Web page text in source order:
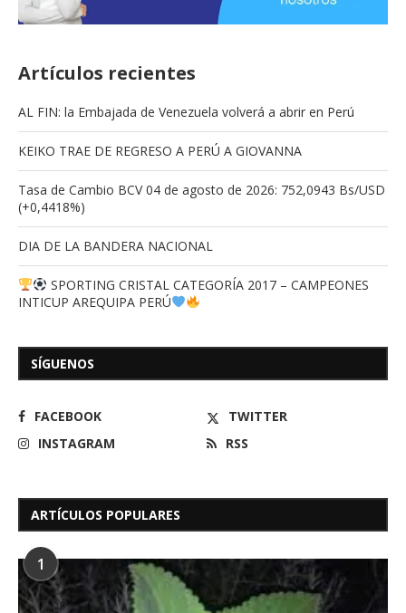
Artículos recientes
AL FIN: la Embajada de Venezuela volverá a abrir en Perú
KEIKO TRAE DE REGRESO A PERÚ A GIOVANNA
Tasa de Cambio BCV 04 de agosto de 2026: 752,0943 Bs/USD
(+0,4418%)
DIA DE LA BANDERA NACIONAL
SPORTING CRISTAL CATEGORÍA 2017 – CAMPEONES
INTICUP AREQUIPA PERÚ
SÍGUENOS
FACEBOOK
TWITTER
INSTAGRAM
RSS
ARTÍCULOS POPULARES
1